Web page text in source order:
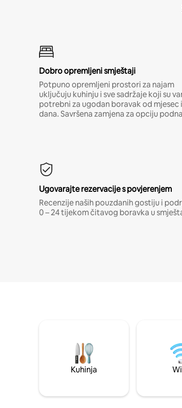
Dobro opremljeni smještaji
Potpuno opremljeni prostori za najam
uključuju kuhinju i sve sadržaje koji su
potrebni za ugodan boravak od mjesec
dana. Savršena zamjena za opciju
Ugovarajte rezervacije s povjerenjem
Recenzije naših pouzdanih gostiju i
0 – 24 tijekom čitavog boravka u
Kuhinja